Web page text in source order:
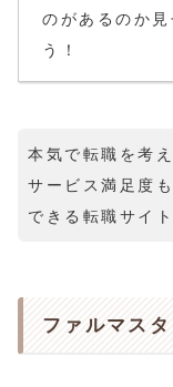
のがあるのか
う！
本気で転職を考
サービス満足度
できる転職サイト
ファルマスタ